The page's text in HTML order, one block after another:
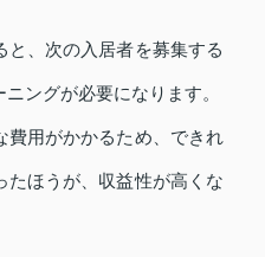
と、次の入居者を募集する
ングが必要になります。
費用がかかるため、できれ
たほうが、収益性が高くな